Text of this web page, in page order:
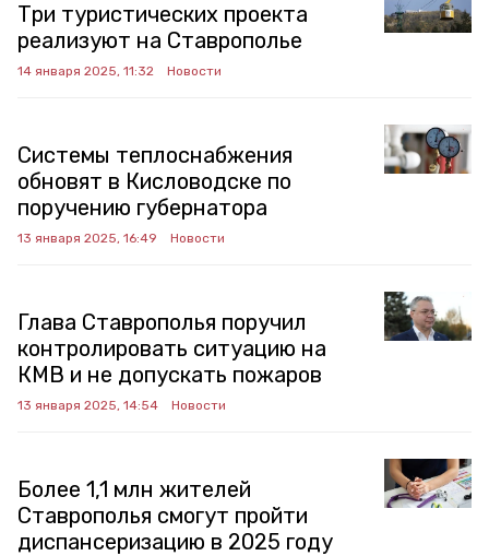
Три туристических проекта
реализуют на Ставрополье
14 января 2025, 11:32 Новости
Системы теплоснабжения
обновят в Кисловодске по
поручению губернатора
13 января 2025, 16:49 Новости
Глава Ставрополья поручил
контролировать ситуацию на
КМВ и не допускать пожаров
13 января 2025, 14:54 Новости
Более 1,1 млн жителей
Ставрополья смогут пройти
диспансеризацию в 2025 году